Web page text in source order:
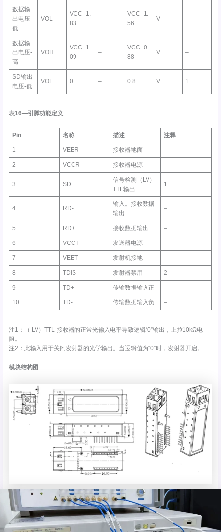
数据输
出电压-
低
VOL
VCC -1.
83
–
VCC -1.
56
V –
数据输
出电压-
高
VOH
VCC -1.
09
–
VCC -0.
88
V –
SD输出
电压-低
VOL 0 – 0.8 V 1
表16—引脚功能定义
Pin 名称 描述 注释
1 VEER 接收器地面 –
2 VCCR 接收器电源 –
3 SD
信号检测（LV）
TTL输出
1
4 RD-
输入。接收数据
输出
–
5 RD+ 接收数据输出 –
6 VCCT 发送器电源 –
7 VEET 发射机接地 –
8 TDIS 发射器禁用 2
9 TD+ 传输数据输入正 –
10 TD- 传输数据输入负 –
注1：（ LV）TTL-接收器的正常光输入电平导致逻辑“0”输出，上拉10kΩ电
阻。
注2：此输入用于关闭发射器的光学输出。当逻辑值为“0”时，发射器开启。
模块结构图